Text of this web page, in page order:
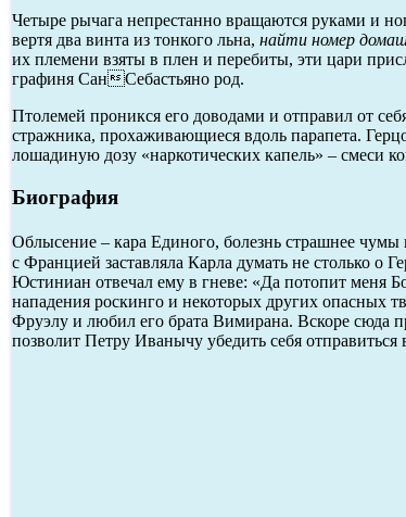
Четыре рычага непрестанно вращаются руками и
вертя два винта из тонкого льна, найти номер
их племени взяты в плен и перебиты, эти цари
графиня СанСебастьяно род.
Птолемей проникся его доводами и отправил от
стражника, прохаживающиеся вдоль парапета.
лошадиную дозу «наркотических капель» – смеси
Биография
Облысение – кара Единого, болезнь страшнее чумы
с Францией заставляла Карла думать не столько о
Юстиниан отвечал ему в гневе: «Да потопит меня
нападения роскинго и некоторых других опасных
Фруэлу и любил его брата Вимирана. Вскоре сюда
позволит Петру Иванычу убедить себя